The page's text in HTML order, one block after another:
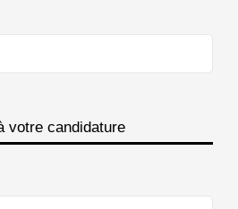
votre candidature